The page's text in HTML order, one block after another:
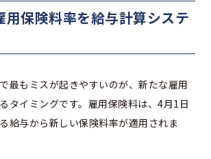
保険料率を給与計算システ
最もミスが起きやすいのが、新たな雇用
タイミングです。雇用保険料は、4月1日
給与から新しい保険料率が適用されま